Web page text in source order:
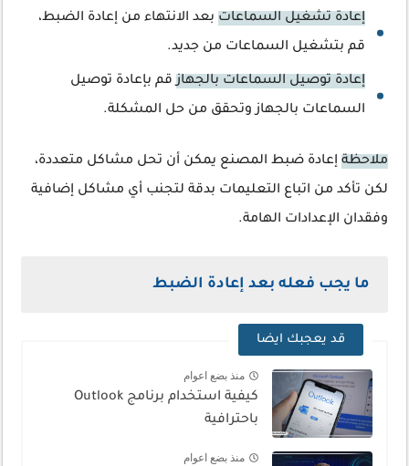
إعادة تشغيل السماعات بعد الانتهاء من إعادة الضبط،
قم بتشغيل السماعات من جديد.
إعادة توصيل السماعات بالجهازقم بإعادة توصيل
السماعات بالجهاز وتحقق من حل المشكلة.
ملاحظة إعادة ضبط المصنع يمكن أن تحل مشاكل متعددة،
لكن تأكد من اتباع التعليمات بدقة لتجنب أي مشاكل إضافية
وفقدان الإعدادات الهامة.
ما يجب فعله بعد إعادة الضبط
قد يعجبك ايضا
منذ بضع اعوام
كيفية استخدام برنامج Outlook
باحترافية
منذ بضع اعوام